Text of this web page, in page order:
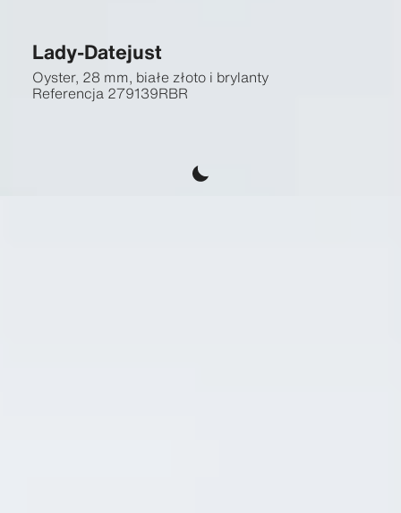
Lady-Datejust
Oyster, 28 mm, białe złoto i brylanty
Referencja 279139RBR